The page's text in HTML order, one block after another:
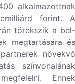
alkalmazottnak
milliárd forint. A
törekszik a bel-
megtartására és
növekvő
színvonalának
Ennek